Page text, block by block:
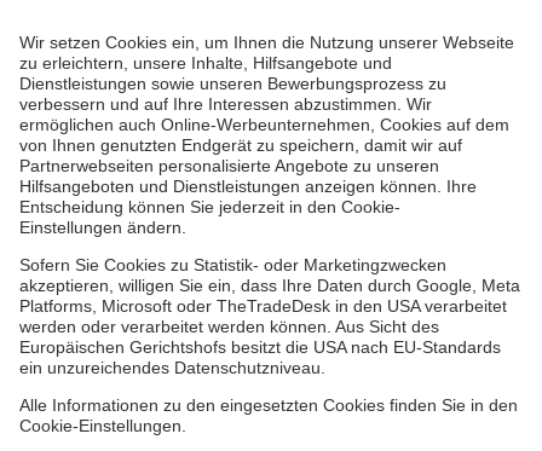
Abgabestellen
Packliste
Virtuelles Päckchen
Zielregionen
Ehrenamtlich engagieren
Weitere Spendenprojekte